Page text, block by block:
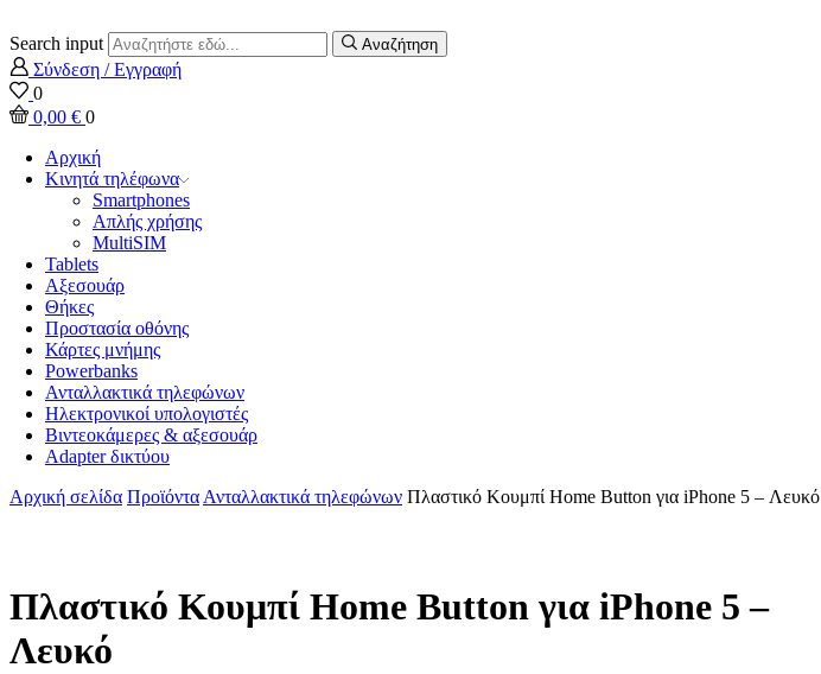
Search input Αναζήτηση
Σύνδεση / Εγγραφή
0
0,00 € 0
Αρχική
Κινητά τηλέφωνα
Smartphones
Απλής χρήσης
MultiSIM
Tablets
Αξεσουάρ
Θήκες
Προστασία οθόνης
Κάρτες μνήμης
Powerbanks
Ανταλλακτικά τηλεφώνων
Ηλεκτρονικοί υπολογιστές
Βιντεοκάμερες & αξεσουάρ
Adapter δικτύου
Αρχική σελίδα Προϊόντα Ανταλλακτικά τηλεφώνων Πλαστικό Κουμπί Home Button για iPhone 5 – Λευκό
Πλαστικό Κουμπί Home Button για iPhone 5 –
Λευκό